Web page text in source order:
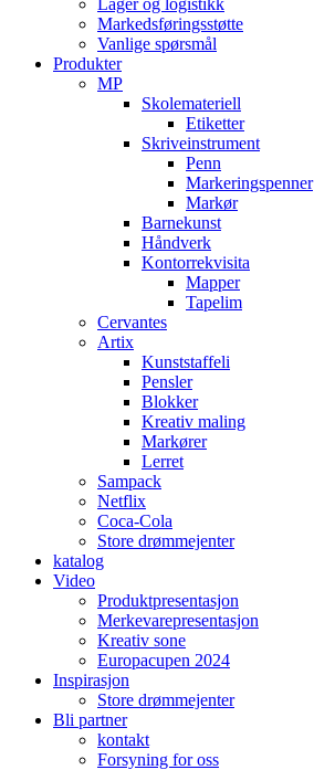
Lager og logistikk
Markedsføringsstøtte
Vanlige spørsmål
Produkter
MP
Skolemateriell
Etiketter
Skriveinstrument
Penn
Markeringspenner
Markør
Barnekunst
Håndverk
Kontorrekvisita
Mapper
Tapelim
Cervantes
Artix
Kunststaffeli
Pensler
Blokker
Kreativ maling
Markører
Lerret
Sampack
Netflix
Coca-Cola
Store drømmejenter
katalog
Video
Produktpresentasjon
Merkevarepresentasjon
Kreativ sone
Europacupen 2024
Inspirasjon
Store drømmejenter
Bli partner
kontakt
Forsyning for oss